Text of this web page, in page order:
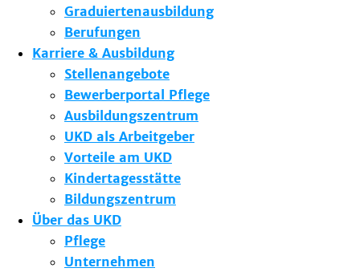
Graduiertenausbildung
Berufungen
Karriere & Ausbildung
Stellenangebote
Bewerberportal Pflege
Ausbildungszentrum
UKD als Arbeitgeber
Vorteile am UKD
Kindertagesstätte
Bildungszentrum
Über das UKD
Pflege
Unternehmen